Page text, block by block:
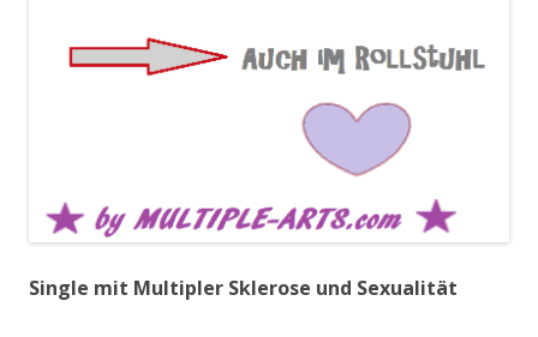
Single mit Multipler Sklerose und Sexualität